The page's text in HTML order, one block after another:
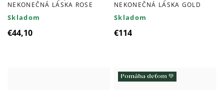
NEKONEČNÁ LÁSKA ROSE
Skladom
€44,10
NEKONEČNÁ LÁSKA GOLD
Skladom
€114
Pomáha deťom 💚